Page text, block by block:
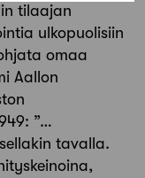
tilaajan
ulkopuolisiin
omaa
Aallon
”…
tavalla.